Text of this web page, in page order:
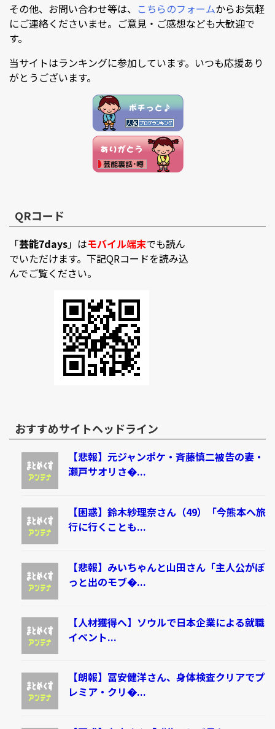
その他、お問い合わせ等は、 こちらのフォームからお気軽
にご連絡くださいませ。ご意見・ご感想なども大歓迎で
す。
当サイトはランキングに参加しています。いつも応援あり
がとうございます。
QRコード
「芸能7days」はモバイル端末でも読ん
でいただけます。下記QRコードを読み込
んでご覧ください。
おすすめサイトヘッドライン
【悲報】元ジャンポケ・斉藤慎二被告の妻・
瀬戸サオリさ�...
【困惑】鈴木紗理奈さん（49）「今熊本へ旅
行に行くことも...
【悲報】みいちゃんと山田さん「主人公がぽ
っと出のモブ�...
【人材獲得へ】ソウルで日本企業による就職
イベント...
【朗報】冨安健洋さん、身体検査クリアでプ
レミア・クリ�...